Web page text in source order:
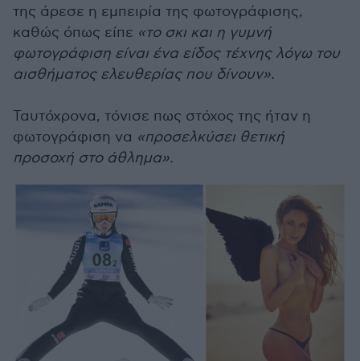
της άρεσε η εμπειρία της φωτογράφισης,
καθώς όπως είπε «το σκι και η γυμνή
φωτογράφιση είναι ένα είδος τέχνης λόγω του
αισθήματος ελευθερίας που δίνουν».
Ταυτόχρονα, τόνισε πως στόχος της ήταν η
φωτογράφιση να «προσελκύσει θετική
προσοχή στο άθλημα».